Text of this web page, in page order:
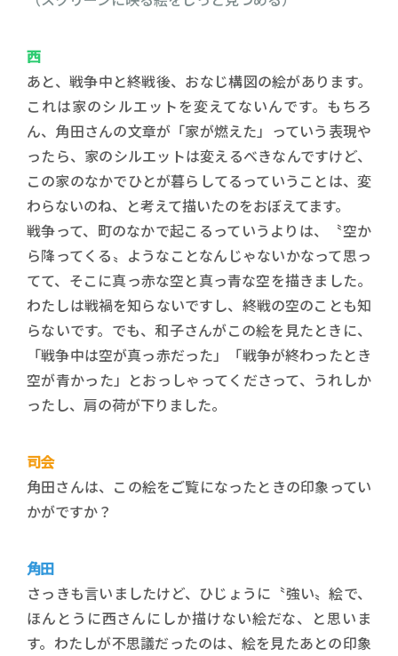
西
あと、戦争中と終戦後、おなじ構図の絵があります。
これは家のシルエットを変えてないんです。もちろ
ん、角田さんの文章が「家が燃えた」っていう表現や
ったら、家のシルエットは変えるべきなんですけど、
この家のなかでひとが暮らしてるっていうことは、変
わらないのね、と考えて描いたのをおぼえてます。
戦争って、町のなかで起こるっていうよりは、〝空か
ら降ってくる〟ようなことなんじゃないかなって思っ
てて、そこに真っ赤な空と真っ青な空を描きました。
わたしは戦禍を知らないですし、終戦の空のことも知
らないです。でも、和子さんがこの絵を見たときに、
「戦争中は空が真っ赤だった」「戦争が終わったとき
空が青かった」とおっしゃってくださって、うれしか
ったし、肩の荷が下りました。
司会
角田さんは、この絵をご覧になったときの印象ってい
かがですか？
角田
さっきも言いましたけど、ひじょうに〝強い〟絵で、
ほんとうに西さんにしか描けない絵だな、と思いま
す。わたしが不思議だったのは、絵を見たあとの印象